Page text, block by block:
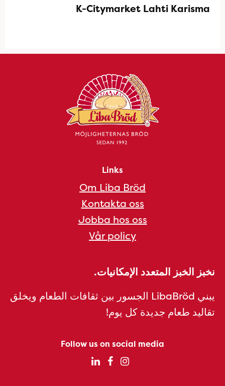
K-Citymarket Lahti Karisma
Links
Om Liba Bröd
Kontakta oss
Jobba hos oss
Vår policy
نخبز الخبز المتعدد الإمكانيات.
يبني LibaBröd الجسور بين ثقافات الطعام ويخلق
تقاليد طعام جديدة كل يوم!
Follow us on social media